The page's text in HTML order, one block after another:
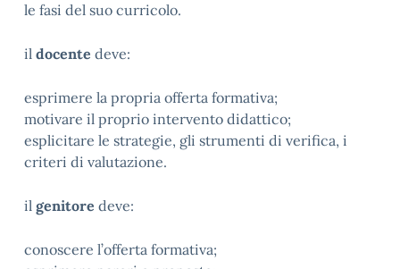
le fasi del suo curricolo.
il docente deve:
esprimere la propria offerta formativa;
motivare il proprio intervento didattico;
esplicitare le strategie, gli strumenti di verifica, i
criteri di valutazione.
il genitore deve:
conoscere l’offerta formativa;